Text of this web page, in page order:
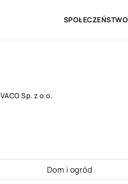
SPOŁECZEŃSTWO
VACO Sp. z o.o.
Dom i ogród